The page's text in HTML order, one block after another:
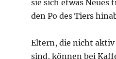
sie sich etwas Neues
den Po des Tiers
Eltern, die nicht aktiv
sind, können bei